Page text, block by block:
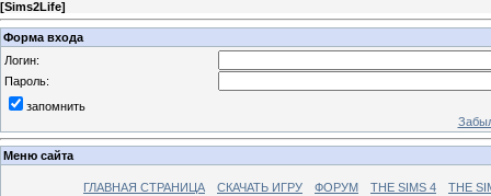
[Sims2Life]
Форма входа
Логин:
Пароль:
запомнить
Меню сайта
ГЛАВНАЯ СТРАНИЦА СКАЧАТЬ ИГРУ ФОРУМ THE SIMS 4 THE